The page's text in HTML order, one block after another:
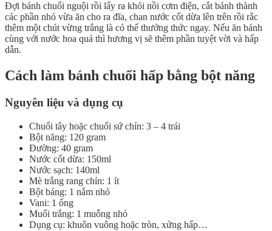
Đợi bánh chuối nguội rồi lấy ra khỏi nồi cơm điện, cắt bánh thành
các phần nhỏ vừa ăn cho ra đĩa, chan nước cốt dừa lên trên rồi rắc
thêm một chút vừng trắng là có thể thưởng thức ngay. Nếu ăn bánh
cùng với nước hoa quả thì hương vị sẽ thêm phần tuyệt vời và hấp
dẫn.
Cách làm bánh chuối hấp bằng bột năng
Nguyên liệu và dụng cụ
Chuối tây hoặc chuối sứ chín: 3 – 4 trái
Bột năng: 120 gram
Đường: 40 gram
Nước cốt dừa: 150ml
Nước sạch: 140ml
Mè trắng rang chín: 1 ít
Bột báng: 1 nắm nhỏ
Vani: 1 ống
Muối trắng: 1 muỗng nhỏ
Dụng cụ: khuôn vuông hoặc tròn, xửng hấp…